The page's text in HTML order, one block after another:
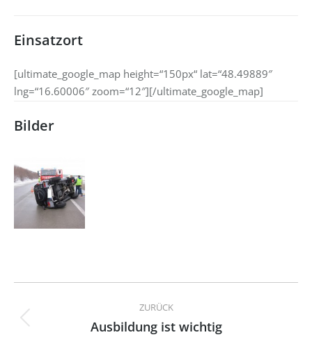
Einsatzort
[ultimate_google_map height=“150px“ lat=“48.49889″
lng=“16.60006″ zoom=“12″][/ultimate_google_map]
Bilder
Kommentarnavigation
ZURÜCK
Vorheriger
Ausbildung ist wichtig